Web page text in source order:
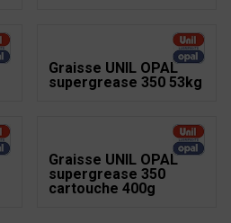
Graisse UNIL OPAL
supergrease 350 53kg
Graisse UNIL OPAL
supergrease 350
cartouche 400g